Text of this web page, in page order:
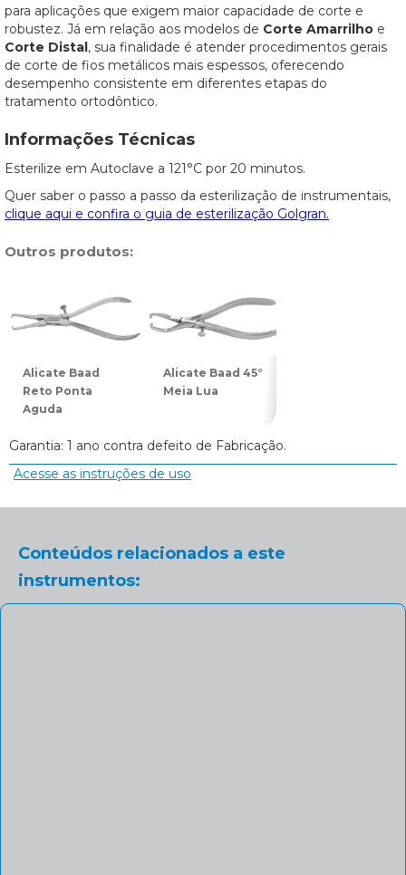
para aplicações que exigem maior capacidade de corte e
robustez. Já em relação aos modelos de Corte Amarrilho e
Corte Distal, sua finalidade é atender procedimentos gerais
de corte de fios metálicos mais espessos, oferecendo
desempenho consistente em diferentes etapas do
tratamento ortodôntico.
Informações Técnicas
Esterilize em Autoclave a 121°C por 20 minutos.
Quer saber o passo a passo da esterilização de instrumentais,
clique aqui e confira o guia de esterilização Golgran.
Outros produtos:
Alicate Baad
Reto Ponta
Aguda
Alicate Baad 45°
Meia Lua
Garantia: 1 ano contra defeito de Fabricação.
Acesse as instruções de uso
Conteúdos relacionados a este
instrumentos: